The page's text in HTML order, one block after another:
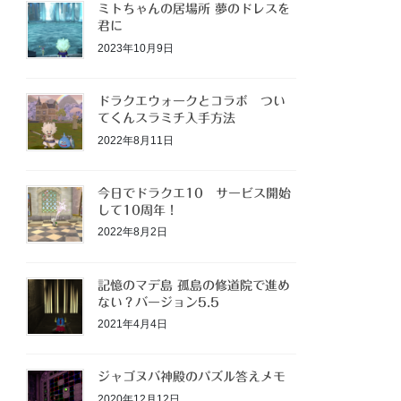
ミトちゃんの居場所 夢のドレスを
君に
2023年10月9日
ドラクエウォークとコラボ つい
てくんスラミチ入手方法
2022年8月11日
今日でドラクエ10 サービス開始
して10周年！
2022年8月2日
記憶のマデ島 孤島の修道院で進め
ない？バージョン5.5
2021年4月4日
ジャゴヌバ神殿のパズル答えメモ